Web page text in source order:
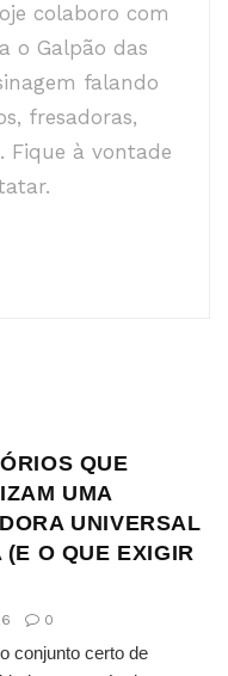
colaboro com
o Galpão das
falando
fresadoras,
Fique à vontade
QUE
UMA
UNIVERSAL
(E O QUE EXIGIR
0
conjunto certo de